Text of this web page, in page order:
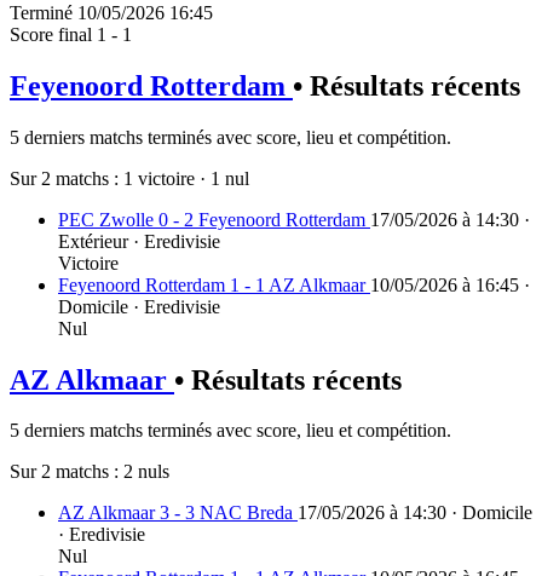
Terminé 10/05/2026 16:45
Score final 1 - 1
Feyenoord Rotterdam • Résultats récents
5 derniers matchs terminés avec score, lieu et compétition.
Sur 2 matchs : 1 victoire · 1 nul
PEC Zwolle 0 - 2 Feyenoord Rotterdam 17/05/2026 à 14:30 ·
Extérieur · Eredivisie
Victoire
Feyenoord Rotterdam 1 - 1 AZ Alkmaar 10/05/2026 à 16:45 ·
Domicile · Eredivisie
Nul
AZ Alkmaar • Résultats récents
5 derniers matchs terminés avec score, lieu et compétition.
Sur 2 matchs : 2 nuls
AZ Alkmaar 3 - 3 NAC Breda 17/05/2026 à 14:30 · Domicile
· Eredivisie
Nul